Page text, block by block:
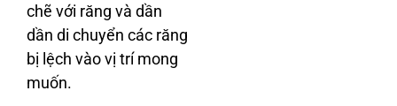
chẽ với răng và dần
dần di chuyển các răng
bị lệch vào vị trí mong
muốn.